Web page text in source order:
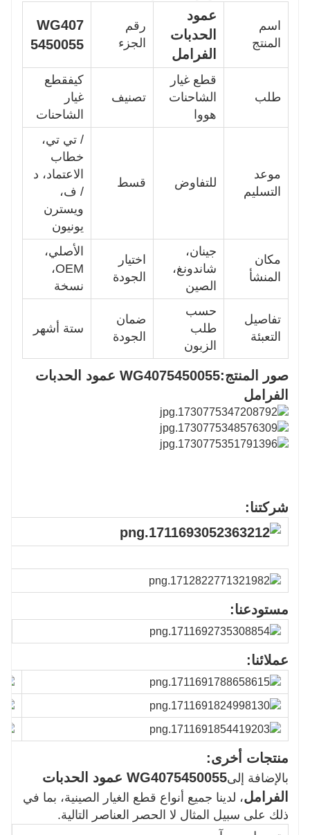
اسم
المنتج
عمود
الحدبات
الفرامل
رقم
الجزء
WG407
5450055
طلب
قطع غيار
الشاحنات
هووا
تصنيف
كيفقطع
غيار
الشاحنات
موعد
التسليم
للتفاوض قسط
/ تي تي،
خطاب
الاعتماد، د
/ ف،
ويسترن
يونيون
مكان
المنشأ
جينان،
شاندونغ،
الصين
اختيار
الجودة
الأصلي،
OEM،
نسخة
تفاصيل
التعبئة
حسب
طلب
الزبون
ضمان
الجودة
ستة أشهر
صور المنتج:
WG4075450055 عمود الحدبات
الفرامل
شركتنا:
مستودعنا:
عملائنا:
منتجات أخرى:
بالإضافة إلى
WG4075450055 عمود الحدبات
الفرامل، لدينا جميع أنواع قطع الغيار الصينية، بما في
ذلك على سبيل المثال لا الحصر العناصر التالية.